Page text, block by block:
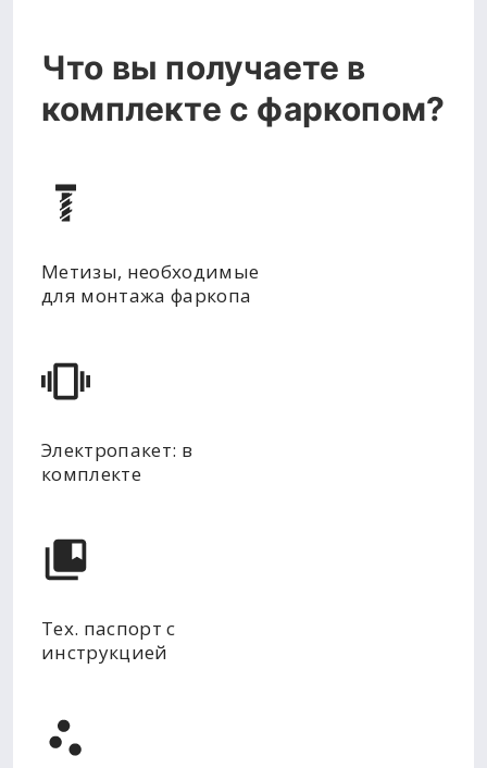
Что вы получаете в
комплекте с фаркопом?
Метизы, необходимые
для монтажа фаркопа
Электропакет: в
комплекте
Тех. паспорт с
инструкцией